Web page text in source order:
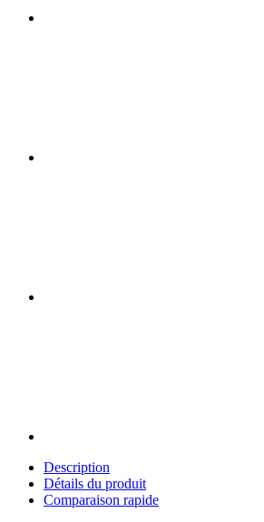
Description
Détails du produit
Comparaison rapide